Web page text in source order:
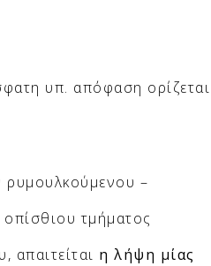
υπ. απόφαση ορίζεται
ρυμουλκούμενου –
τμήματος
η λήψη μίας